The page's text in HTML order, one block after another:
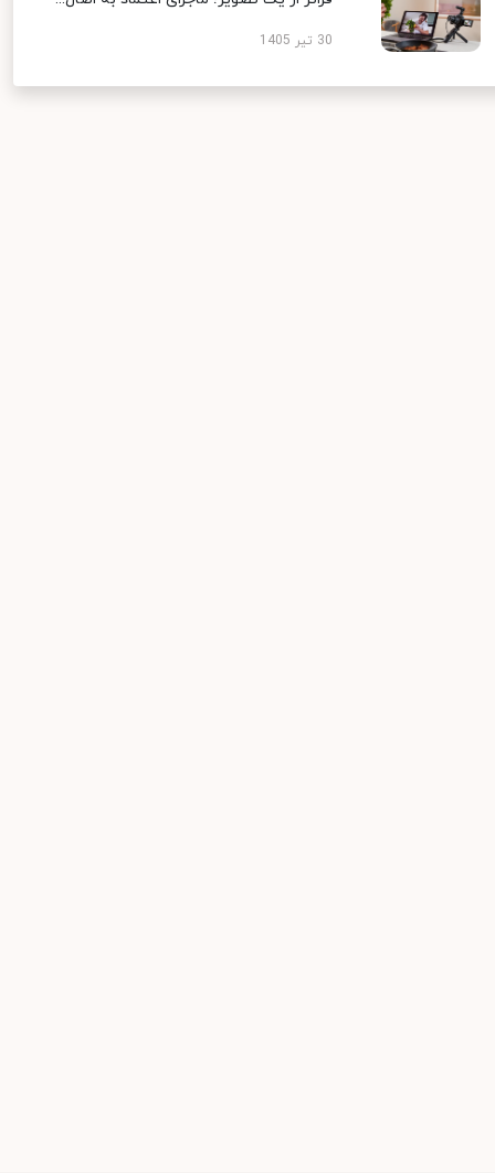
30 تیر 1405